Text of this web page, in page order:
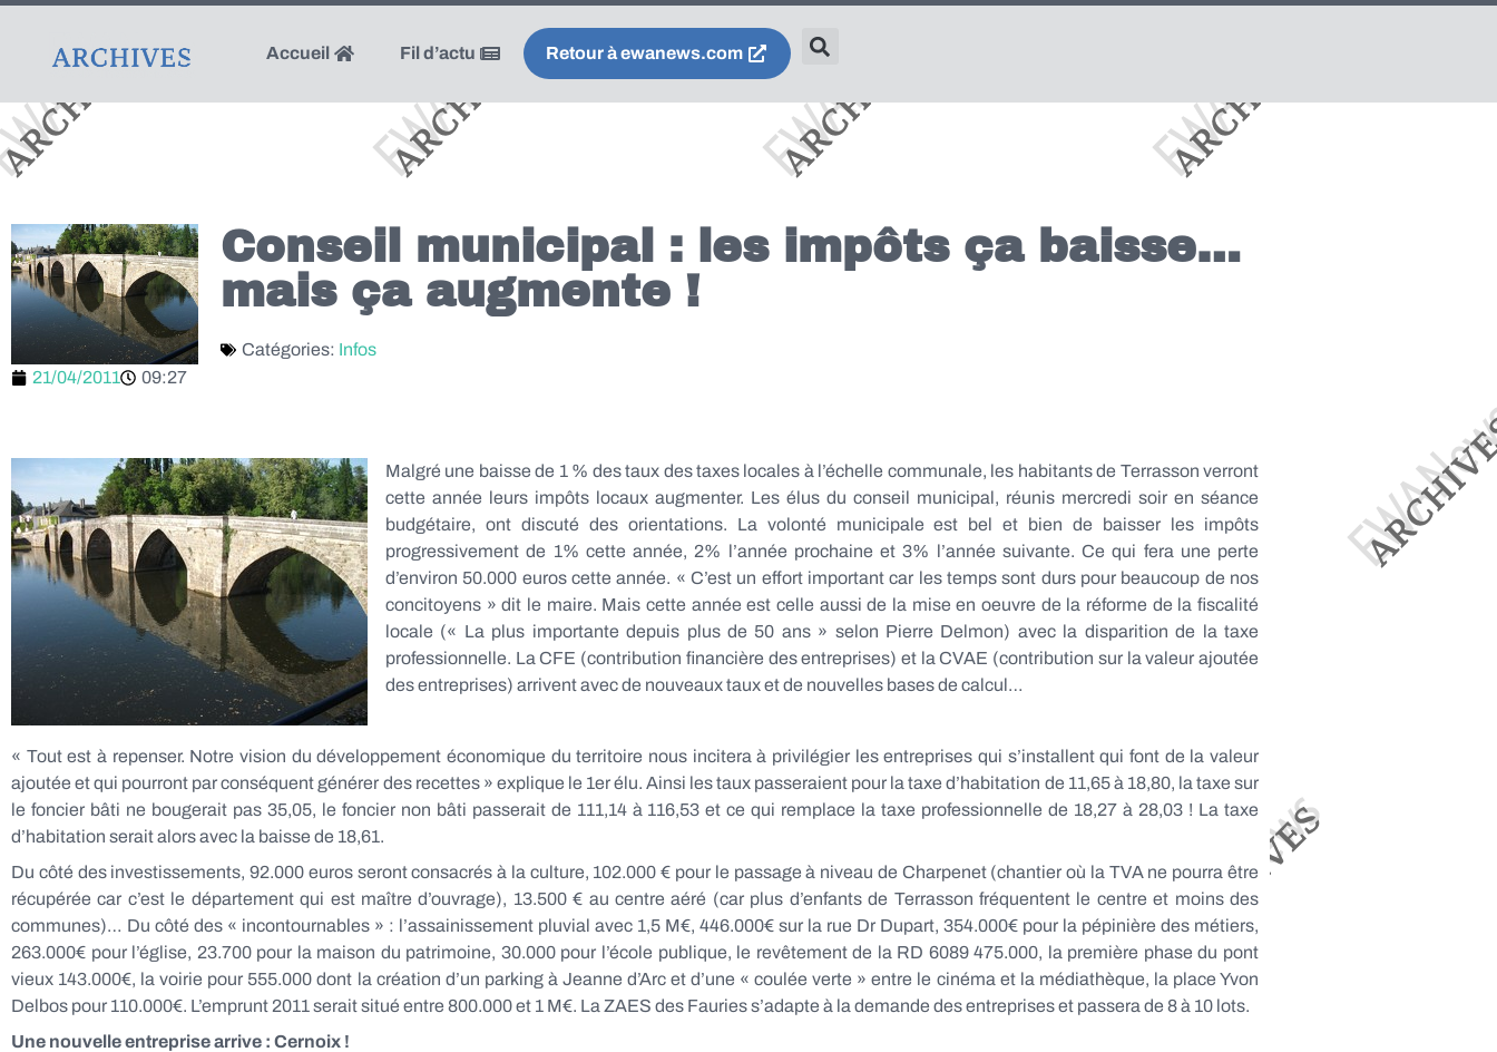
Accueil Fil d’actu Retour à ewanews.com
Conseil municipal : les impôts ça baisse…
mais ça augmente !
Catégories: Infos
21/04/2011
09:27
Malgré une baisse de 1 % des taux des taxes locales à l’échelle communale, les habitants de Terrasson verront
cette année leurs impôts locaux augmenter. Les élus du conseil municipal, réunis mercredi soir en séance
budgétaire, ont discuté des orientations. La volonté municipale est bel et bien de baisser les impôts
progressivement de 1% cette année, 2% l’année prochaine et 3% l’année suivante. Ce qui fera une perte
d’environ 50.000 euros cette année. « C’est un effort important car les temps sont durs pour beaucoup de nos
concitoyens » dit le maire. Mais cette année est celle aussi de la mise en oeuvre de la réforme de la fiscalité
locale (« La plus importante depuis plus de 50 ans » selon Pierre Delmon) avec la disparition de la taxe
professionnelle. La CFE (contribution financière des entreprises) et la CVAE (contribution sur la valeur ajoutée
des entreprises) arrivent avec de nouveaux taux et de nouvelles bases de calcul…
« Tout est à repenser. Notre vision du développement économique du territoire nous incitera à privilégier les entreprises qui s’installent qui font de la valeur
ajoutée et qui pourront par conséquent générer des recettes » explique le 1er élu. Ainsi les taux passeraient pour la taxe d’habitation de 11,65 à 18,80, la taxe sur
le foncier bâti ne bougerait pas 35,05, le foncier non bâti passerait de 111,14 à 116,53 et ce qui remplace la taxe professionnelle de 18,27 à 28,03 ! La taxe
d’habitation serait alors avec la baisse de 18,61.
Du côté des investissements, 92.000 euros seront consacrés à la culture, 102.000 € pour le passage à niveau de Charpenet (chantier où la TVA ne pourra être
récupérée car c’est le département qui est maître d’ouvrage), 13.500 € au centre aéré (car plus d’enfants de Terrasson fréquentent le centre et moins des
communes)… Du côté des « incontournables » : l’assainissement pluvial avec 1,5 M€, 446.000€ sur la rue Dr Dupart, 354.000€ pour la pépinière des métiers,
263.000€ pour l’église, 23.700 pour la maison du patrimoine, 30.000 pour l’école publique, le revêtement de la RD 6089 475.000, la première phase du pont
vieux 143.000€, la voirie pour 555.000 dont la création d’un parking à Jeanne d’Arc et d’une « coulée verte » entre le cinéma et la médiathèque, la place Yvon
Delbos pour 110.000€. L’emprunt 2011 serait situé entre 800.000 et 1 M€. La ZAES des Fauries s’adapte à la demande des entreprises et passera de 8 à 10 lots.
Une nouvelle entreprise arrive : Cernoix !